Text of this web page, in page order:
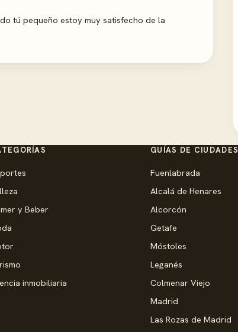
tú pequeño estoy muy satisfecho de la
y Beber
inmobiliaria
GUÍAS DE CIUDADES
Fuenlabrada
Alcalá de Henares
Alcorcón
Getafe
Móstoles
Leganés
Colmenar Viejo
Madrid
Las Rozas de Madrid